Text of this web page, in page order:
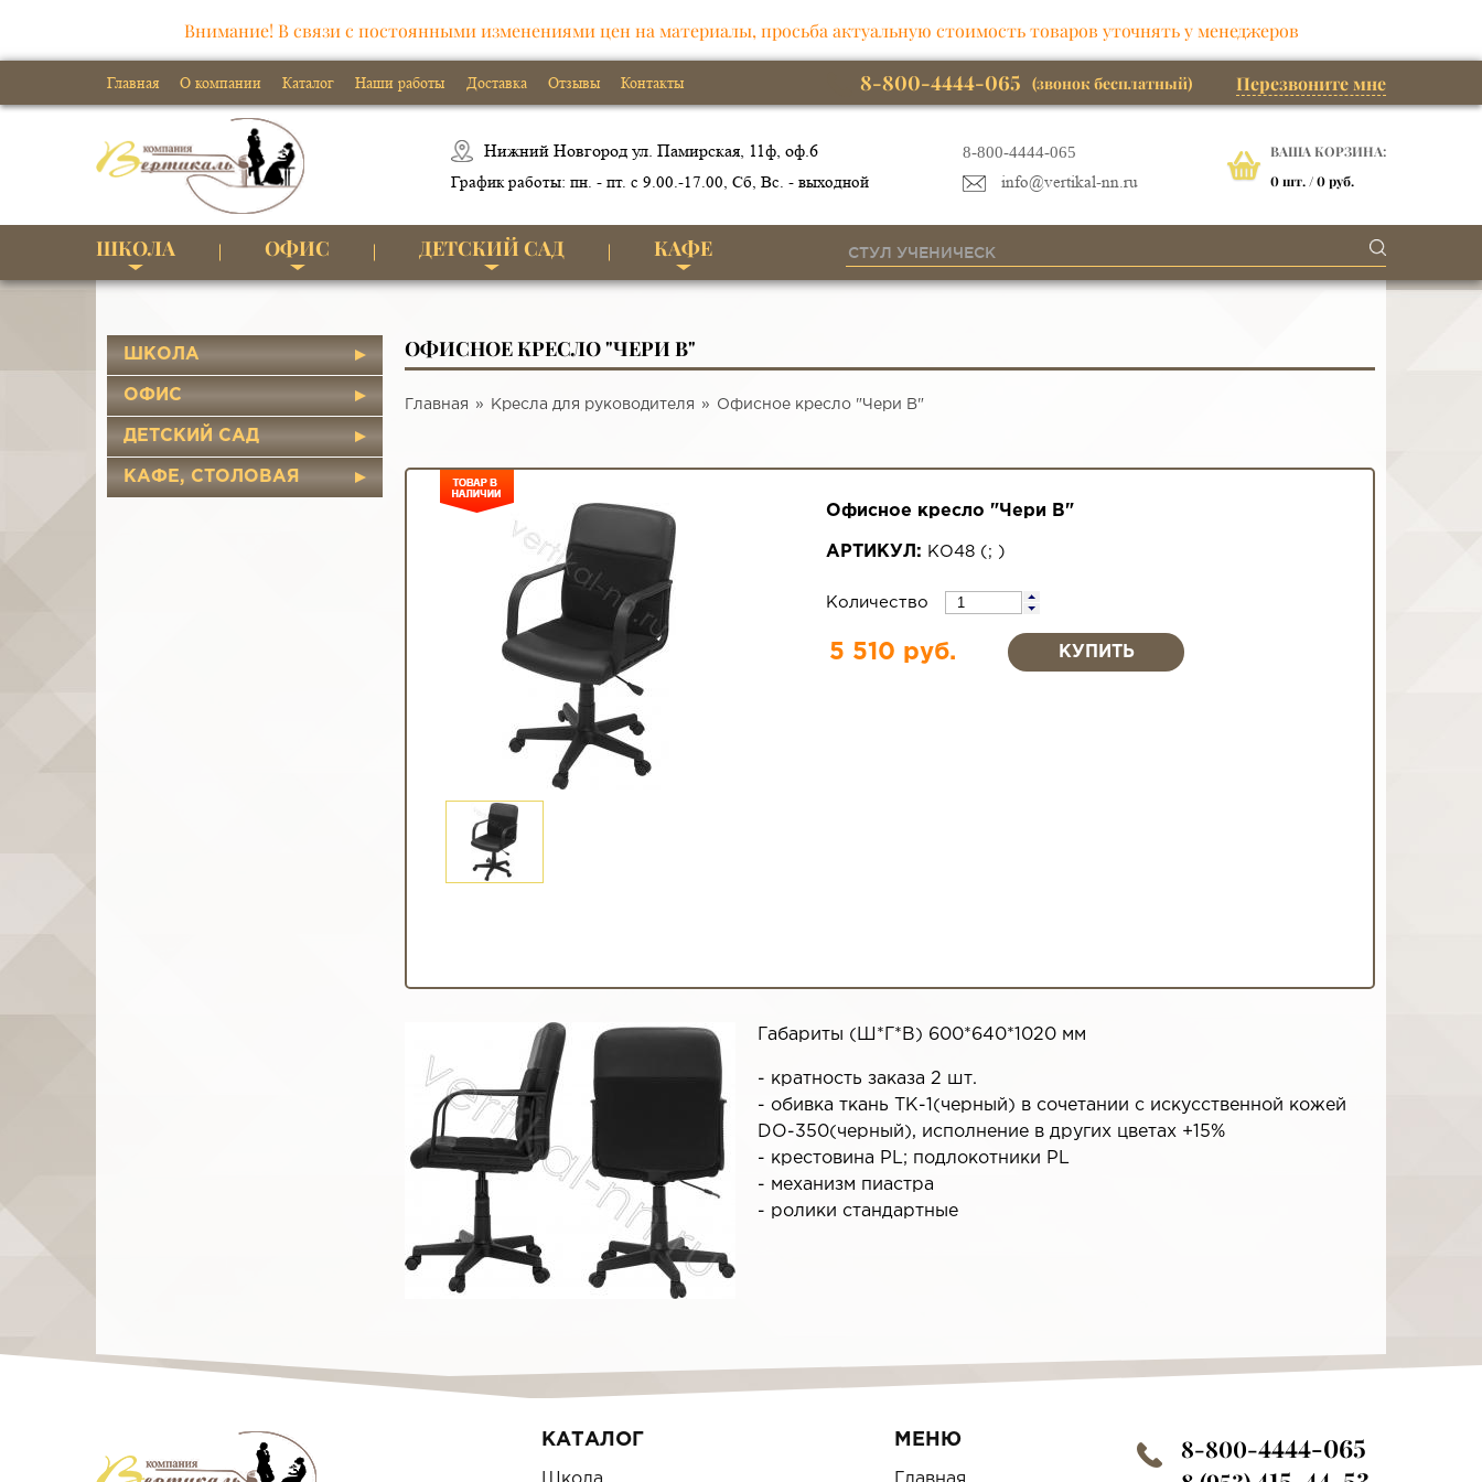
Внимание! В связи с постоянными изменениями цен на материалы, просьба актуальную стоимость товаров уточнять у менеджеров
Главная О компании Каталог Наши работы Доставка Отзывы Контакты 8-800-4444-065 (звонок бесплатный) Перезвоните мне
Нижний Новгород ул. Памирская, 11ф, оф.6
График работы: пн. - пт. с 9.00.-17.00, Сб, Вс. - выходной
8-800-4444-065
info@vertikal-nn.ru
ВАША КОРЗИНА:
0шт. /0 руб.
ШКОЛА ОФИС ДЕТСКИЙ САД КАФЕ
ШКОЛА
ОФИС
ДЕТСКИЙ САД
КАФЕ, СТОЛОВАЯ
ОФИСНОЕ КРЕСЛО "ЧЕРИ В"
Главная Кресла для руководителя Офисное кресло "Чери В"
Офисное кресло "Чери В"
АРТИКУЛ: КО48 ( ; )
Количество
5 510 руб.
Габариты (Ш*Г*В) 600*640*1020 мм
- кратность заказа 2 шт.
- обивка ткань ТК-1(черный) в сочетании с искусственной кожей
DO-350(черный), исполнение в других цветах +15%
- крестовина PL; подлокотники PL
- механизм пиастра
- ролики стандартные
КАТАЛОГ МЕНЮ 8-800-4444-065